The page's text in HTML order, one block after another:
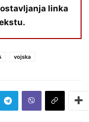
linka
vojska